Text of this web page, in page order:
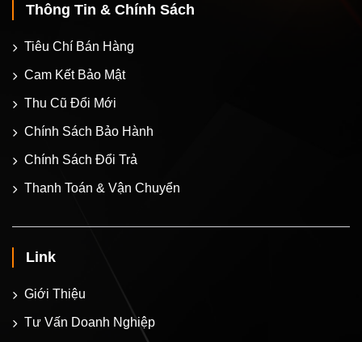
Thông Tin & Chính Sách
Tiêu Chí Bán Hàng
Cam Kết Bảo Mật
Thu Cũ Đổi Mới
Chính Sách Bảo Hành
Chính Sách Đổi Trả
Thanh Toán & Vận Chuyển
Link
Giới Thiệu
Tư Vấn Doanh Nghiệp